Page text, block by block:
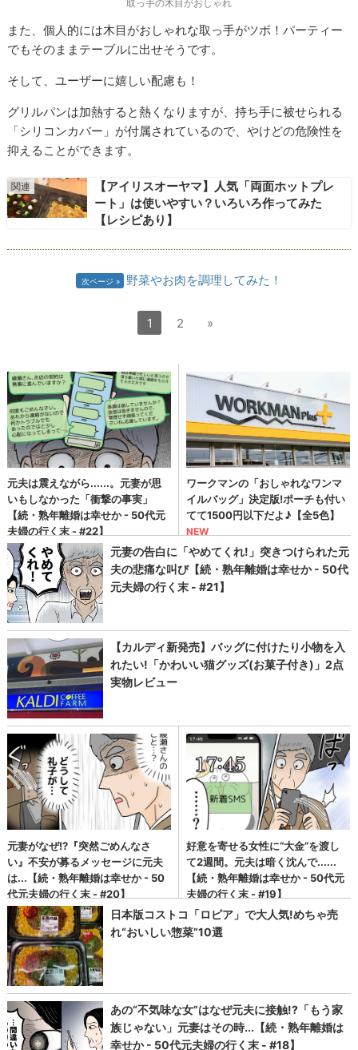
取っ手の木目がおしゃれ
また、個人的には木目がおしゃれな取っ手がツボ！パーティー
でもそのままテーブルに出せそうです。
そして、ユーザーに嬉しい配慮も！
グリルパンは加熱すると熱くなりますが、持ち手に被せられる
「シリコンカバー」が付属されているので、やけどの危険性を
抑えることができます。
【アイリスオーヤマ】人気「両面ホットプレ
ート」は使いやすい？いろいろ作ってみた
【レシピあり】
次ページ 野菜やお肉を調理してみた！
1 2 »